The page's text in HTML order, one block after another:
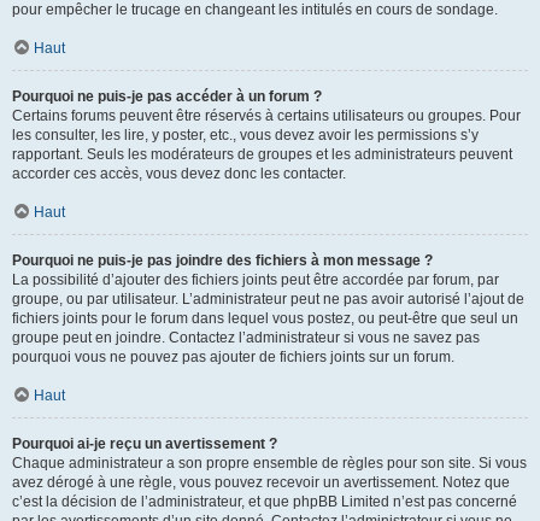
pour empêcher le trucage en changeant les intitulés en cours de sondage.
Haut
Pourquoi ne puis-je pas accéder à un forum ?
Certains forums peuvent être réservés à certains utilisateurs ou groupes. Pour
les consulter, les lire, y poster, etc., vous devez avoir les permissions s’y
rapportant. Seuls les modérateurs de groupes et les administrateurs peuvent
accorder ces accès, vous devez donc les contacter.
Haut
Pourquoi ne puis-je pas joindre des fichiers à mon message ?
La possibilité d’ajouter des fichiers joints peut être accordée par forum, par
groupe, ou par utilisateur. L’administrateur peut ne pas avoir autorisé l’ajout de
fichiers joints pour le forum dans lequel vous postez, ou peut-être que seul un
groupe peut en joindre. Contactez l’administrateur si vous ne savez pas
pourquoi vous ne pouvez pas ajouter de fichiers joints sur un forum.
Haut
Pourquoi ai-je reçu un avertissement ?
Chaque administrateur a son propre ensemble de règles pour son site. Si vous
avez dérogé à une règle, vous pouvez recevoir un avertissement. Notez que
c’est la décision de l’administrateur, et que phpBB Limited n’est pas concerné